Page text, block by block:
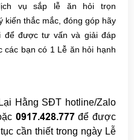
vụ sắp lễ ăn hỏi trọn
kiến thắc mắc, đóng góp hãy
để được tư vấn và giải đáp
các bạn có 1 Lễ ăn hỏi hạnh
Hằng SĐT hotline/Zalo
0917.428.777để được
cần thiết trong ngày Lễ